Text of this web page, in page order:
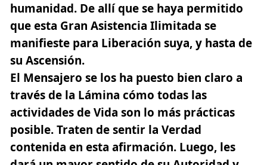
humanidad. De allí que se haya permitido
que esta Gran Asistencia Ilimitada se
manifieste para Liberación suya, y hasta de
su Ascensión.
El Mensajero se los ha puesto bien claro a
través de la Lámina cómo todas las
actividades de Vida son lo más prácticas
posible. Traten de sentir la Verdad
contenida en esta afirmación. Luego, les